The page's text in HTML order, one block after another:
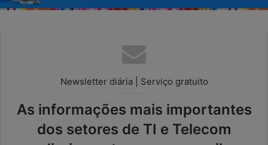
Newsletter diária | Serviço gratuito
As informações mais importantes
dos setores de TI e Telecom